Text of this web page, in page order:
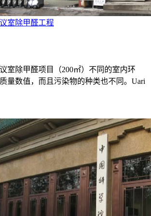
室除甲醛工程
室除甲醛项目（200㎡）不同的室内环
量数值，而且污染物的种类也不同。Uari